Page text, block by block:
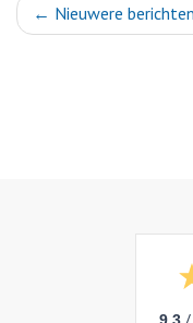
← Nieuwere berichten
9.3 /